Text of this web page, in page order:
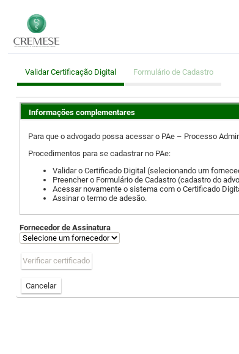
Validar Certificação Digital Formulário de Cadastro
Informações complementares
Para que o advogado possa acessar o PAe – Processo
Procedimentos para se cadastrar no PAe:
Validar o Certificado Digital (selecionando um
Preencher o Formulário de Cadastro (cadastro do
Acessar novamente o sistema com o Certificado
Assinar o termo de adesão.
Fornecedor de Assinatura
Verificar certificado
Cancelar